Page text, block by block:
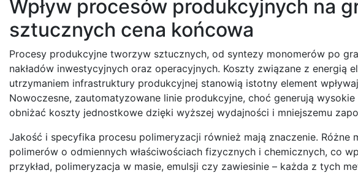
Wpływ procesów produkcyjnych na
sztucznych cena końcowa
Procesy produkcyjne tworzyw sztucznych, od syntezy monomerów po
nakładów inwestycyjnych oraz operacyjnych. Koszty związane z energią
utrzymaniem infrastruktury produkcyjnej stanowią istotny element
Nowoczesne, zautomatyzowane linie produkcyjne, choć generują
obniżać koszty jednostkowe dzięki wyższej wydajności i mniejszemu
Jakość i specyfika procesu polimeryzacji również mają znaczenie.
polimerów o odmiennych właściwościach fizycznych i chemicznych, co
przykład, polimeryzacja w masie, emulsji czy zawiesinie – każda z tych